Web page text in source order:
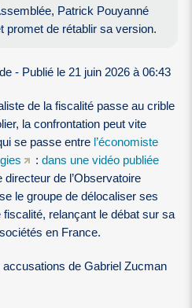
Patrick Pouyanné
promet de rétablir sa version.
- Publié le 21 juin 2026 à 06:43
de la fiscalité passe au crible
la confrontation peut vite
se passe entre l’économiste
:dans une vidéo publiée
directeur de l’Observatoire
le groupe de délocaliser ses
relançant le débat sur sa
en France.
de Gabriel Zucman